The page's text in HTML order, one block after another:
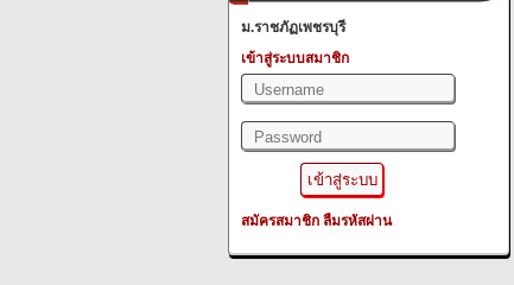
ม.ราชภัฏเพชรบุรี
เข้าสู่ระบบสมาชิก
สมัครสมาชิก ลืมรหัสผ่าน